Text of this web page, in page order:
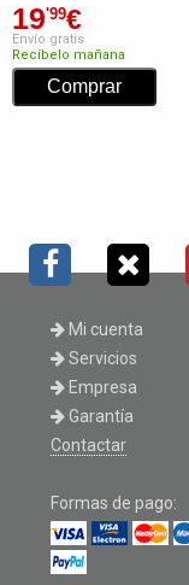
19'99€
Envío gratis
Recíbelo mañana
Mi cuenta
Servicios
Empresa
Garantía
Contactar
Formas de pago: